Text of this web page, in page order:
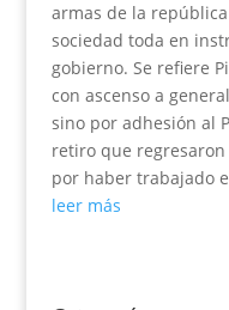
armas de la
sociedad toda en
gobierno. Se refiere
con ascenso a
sino por adhesión al
retiro que
por haber trabajado
leer más